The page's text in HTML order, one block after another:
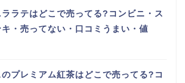
ララテはどこで売ってる?コンビニ・ス
・売ってない・口コミうまい・値
プレミアム紅茶はどこで売ってる?コ